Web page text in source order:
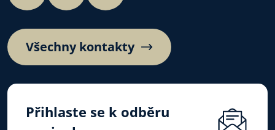
Všechny kontakty
Přihlaste se k odběru